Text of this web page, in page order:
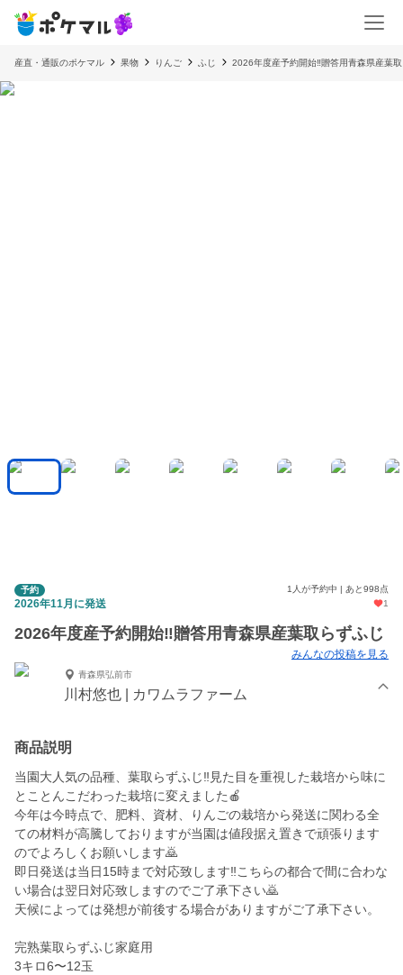
産直・通販のポケマル 果物 りんご ふじ 2026年度産予約開始‼️贈答用青森県産葉
予約 1人が予約中 | あと998点
2026年11月に発送 1
2026年度産予約開始‼️贈答用青森県産葉取らずふじ
みんなの投稿を見る
青森県弘前市
川村悠也 | カワムラファーム
商品説明
当園大人気の品種、葉取らずふじ‼️見た目を重視した栽培から味に
とことんこだわった栽培に変えました🍎
今年は今時点で、肥料、資材、りんごの栽培から発送に関わる全
ての材料が高騰しておりますが当園は値段据え置きで頑張ります
のでよろしくお願いします🙇
即日発送は当日15時まで対応致します‼️こちらの都合で間に合わな
い場合は翌日対応致しますのでご了承下さい🙇
天候によっては発想が前後する場合がありますがご了承下さい。
完熟葉取らずふじ家庭用
3キロ6〜12玉